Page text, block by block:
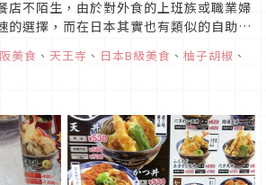
店不陌生，由於對外食的上班族或職業婦
的選擇，而在日本其實也有類似的自助餐
deli GOZEN(クックデリ御膳)。由
圍或地下街附近，只要經過很難不被琳
美食 、 天王寺 、 日本B級美食 、 柚子胡椒 、